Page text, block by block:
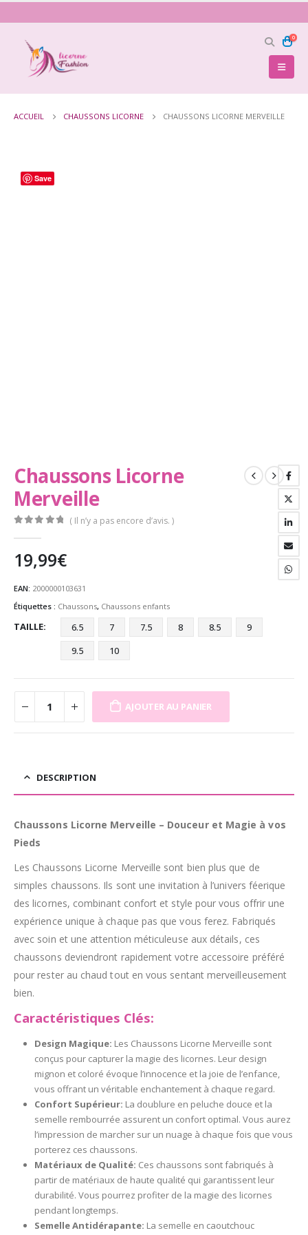
0
ACCUEIL CHAUSSONS LICORNE CHAUSSONS LICORNE MERVEILLE
Save
Chaussons Licorne
Merveille
( Il n’y a pas encore d’avis. )
19,99€
EAN: 2000000103631
Étiquettes : Chaussons, Chaussons enfants
TAILLE 6.5 7 7.5 8 8.5
9
9.5
10
AJOUTER AU PANIER
DESCRIPTION
Chaussons Licorne Merveille – Douceur et Magie à vos
Pieds
Les Chaussons Licorne Merveille sont bien plus que de
simples chaussons. Ils sont une invitation à l’univers féerique
des licornes, combinant confort et style pour vous offrir une
expérience unique à chaque pas que vous ferez. Fabriqués
avec soin et une attention méticuleuse aux détails, ces
chaussons deviendront rapidement votre accessoire préféré
pour rester au chaud tout en vous sentant merveilleusement
bien.
Caractéristiques Clés:
Design Magique: Les Chaussons Licorne Merveille sont
conçus pour capturer la magie des licornes. Leur design
mignon et coloré évoque l’innocence et la joie de l’enfance,
vous offrant un véritable enchantement à chaque regard.
Confort Supérieur: La doublure en peluche douce et la
semelle rembourrée assurent un confort optimal. Vous aurez
l’impression de marcher sur un nuage à chaque fois que vous
porterez ces chaussons.
Matériaux de Qualité: Ces chaussons sont fabriqués à
partir de matériaux de haute qualité qui garantissent leur
durabilité. Vous pourrez profiter de la magie des licornes
pendant longtemps.
Semelle Antidérapante: La semelle en caoutchouc